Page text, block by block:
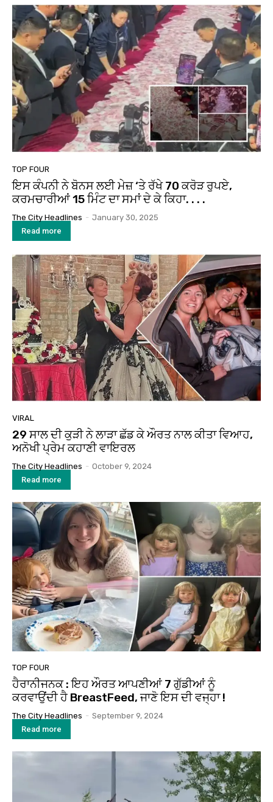
TOP FOUR
ਇਸ ਕੰਪਨੀ ਨੇ ਬੋਨਸ ਲਈ ਮੇਜ਼ ‘ਤੇ ਰੱਖੇ 70 ਕਰੋੜ ਰੁਪਏ,
ਕਰਮਚਾਰੀਆਂ 15 ਮਿੰਟ ਦਾ ਸਮਾਂ ਦੇ ਕੇ ਕਿਹਾ. . . .
The City Headlines - January 30, 2025
Read more
VIRAL
29 ਸਾਲ ਦੀ ਕੁੜੀ ਨੇ ਲਾੜਾ ਛੱਡ ਕੇ ਔਰਤ ਨਾਲ ਕੀਤਾ ਵਿਆਹ,
ਅਨੋਖੀ ਪ੍ਰੇਮ ਕਹਾਣੀ ਵਾਇਰਲ
The City Headlines - October 9, 2024
Read more
TOP FOUR
ਹੈਰਾਨੀਜਨਕ : ਇਹ ਔਰਤ ਆਪਣੀਆਂ 7 ਗੁੱਡੀਆਂ ਨੂੰ
ਕਰਵਾਉਂਦੀ ਹੈ BreastFeed, ਜਾਣੋ ਇਸ ਦੀ ਵਜ੍ਹਾ !
The City Headlines - September 9, 2024
Read more